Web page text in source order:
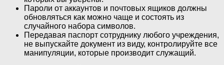
Пароли от аккаунтов и почтовых ящиков должны
обновляться как можно чаще и состоять из
случайного набора символов.
Передавая паспорт сотруднику любого учреждения,
не выпускайте документ из виду, контролируйте все
манипуляции, которые производит служащий.